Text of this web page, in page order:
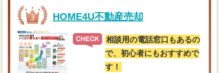
HOME4U不動産売却
相談用の電話窓口もあるの
で、初心者にもおすすめで
す！